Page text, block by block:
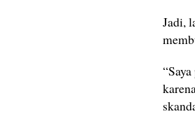
Jadi,